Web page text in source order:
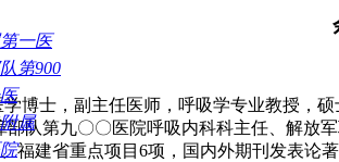
博士，副主任医师，呼吸学专业教授，
部队第九〇〇医院呼吸内科科主任、解放
福建省重点项目6项，国内外期刊发表论
一医
第900
属